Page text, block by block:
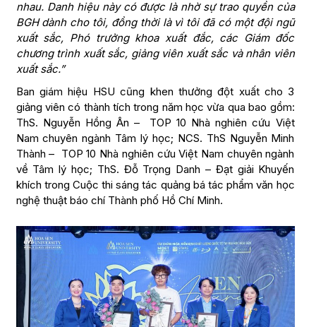
nhau. Danh hiệu này có được là nhờ sự trao quyền của
BGH dành cho tôi, đồng thời là vì tôi đã có một đội ngũ
xuất sắc, Phó trưởng khoa xuất đắc, các Giám đốc
chương trình xuất sắc, giảng viên xuất sắc và nhân viên
xuất sắc.”
Ban giám hiệu HSU cũng khen thưởng đột xuất cho 3
giảng viên có thành tích trong năm học vừa qua bao gồm:
ThS. Nguyễn Hồng Ân – TOP 10 Nhà nghiên cứu Việt
Nam chuyên ngành Tâm lý học; NCS. ThS Nguyễn Minh
Thành – TOP 10 Nhà nghiên cứu Việt Nam chuyên ngành
về Tâm lý học; ThS. Đỗ Trọng Danh – Đạt giải Khuyến
khích trong Cuộc thi sáng tác quảng bá tác phẩm văn học
nghệ thuật báo chí Thành phố Hồ Chí Minh.